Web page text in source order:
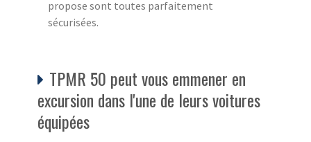
propose sont toutes parfaitement
sécurisées.
TPMR 50 peut vous emmener en
excursion dans l'une de leurs voitures
équipées